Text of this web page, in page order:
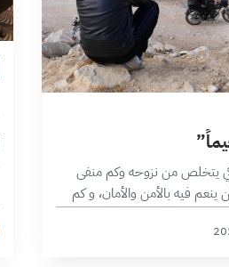
يتخلص من نزوحه وكم منفى
فيه بالأمن والأمان، و كم
كي يتخلص من رعب…